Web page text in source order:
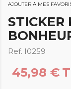
Ajouter à mes
STICKER
Ref. I0259
45,98 €